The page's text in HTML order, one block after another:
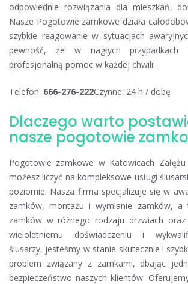
odpowiednie rozwiązania dla mieszkań,
Nasze Pogotowie zamkowe działa
szybkie reagowanie w sytuacjach
pewność, że w nagłych
profesjonalną pomoc w każdej chwili.
Telefon: 666-276-222Czynne: 24 h / dobę
Dlaczego warto
nasze pogotowie
Pogotowie zamkowe w Katowicach
możesz liczyć na kompleksowe usługi
poziomie. Nasza firma specjalizuje się w
zamków, montażu i wymianie zamków, a
zamków w różnego rodzaju drzwiach oraz
wieloletniemu doświadczeniu i
ślusarzy, jesteśmy w stanie skutecznie i
problem związany z zamkami, dbając
bezpieczeństwo naszych klientów.